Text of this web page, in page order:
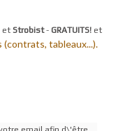
et Strobist- GRATUITS! et
tableaux...).